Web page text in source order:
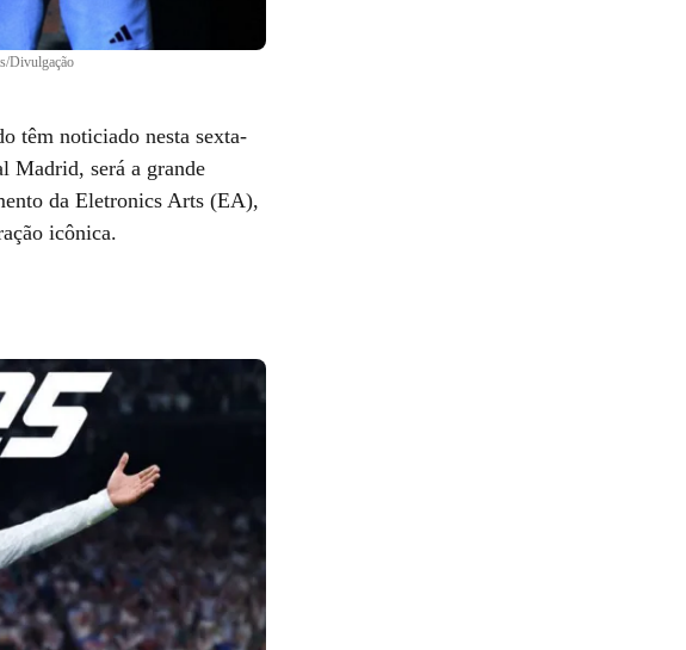
Divulgação
têm noticiado nesta sexta-
Madrid, será a grande
da Eletronics Arts (EA),
icônica.